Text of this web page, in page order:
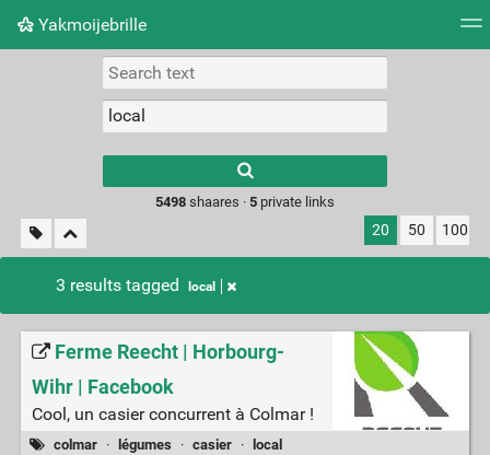
Yakmoijebrille
Picture wall
results.
5498shaares · 5private links
20 50 100
3 results tagged local
Ferme Reecht | Horbourg-
Wihr | Facebook
Cool, un casier concurrent à Colmar !
colmar · légumes · casier · local